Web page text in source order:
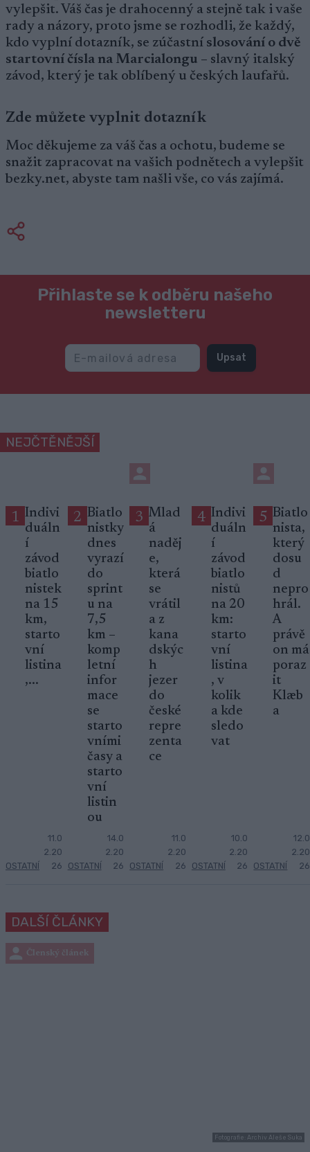
vylepšit. Váš čas je drahocenný a stejně tak i vaše
rady a názory, proto jsme se rozhodli, že každý,
kdo vyplní dotazník, se zúčastní slosování o dvě
startovní čísla na Marcialongu – slavný italský
závod, který je tak oblíbený u českých laufařů.
Zde můžete vyplnit dotazník
Moc děkujeme za váš čas a ochotu, budeme se
snažit zapracovat na vašich podnětech a vylepšit
bezky.net, abyste tam našli vše, co vás zajímá.
Přihlaste se k odběru našeho
newsletteru
Upsat
NEJČTĚNĚJŠÍ
1 Indivi
duáln
í
závod
biatlo
nistek
na 15
km,
starto
vní
listina
,...
OSTATNÍ
11.0
2.20
26
2 Biatlo
nistky
dnes
vyrazí
do
sprint
u na
7,5
km –
komp
letní
infor
mace
se
starto
vními
časy a
starto
vní
listin
ou
OSTATNÍ
14.0
2.20
26
3 Mlad
á
naděj
e,
která
se
vrátil
a z
kana
dskýc
h
jezer
do
české
repre
zenta
ce
OSTATNÍ
11.0
2.20
26
4 Indivi
duáln
í
závod
biatlo
nistů
na 20
km:
starto
vní
listina
, v
kolik
a kde
sledo
vat
OSTATNÍ
10.0
2.20
26
5 Biatlo
nista,
který
dosu
d
nepro
hrál.
A
právě
on má
poraz
it
Klæb
a
OSTATNÍ
12.0
2.20
26
DALŠÍ ČLÁNKY
Členský článek
Fotografie: Archiv Aleše Suka